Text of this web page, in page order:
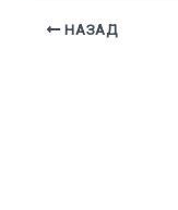
НАЗАД